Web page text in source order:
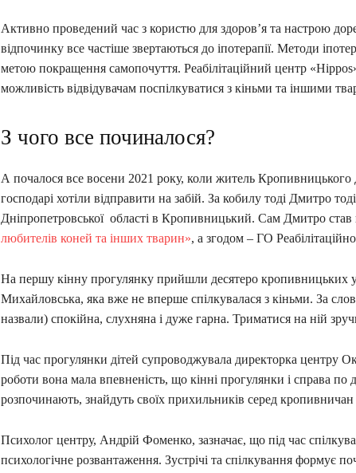
Активно проведений час з користю для здоров’я та настрою
відпочинку все частіше звертаються до іпотерапії. Методи
метою покращення самопочуття. Реабілітаційний центр
можливість відвідувачам поспілкуватися з кіньми та іншими
З чого все починалося?
А почалося все восени 2021 року, коли житель
господарі хотіли відправити на забій. За кобилу тоді Дмитро тоді
Дніпропетровської області в Кропивницький. Сам Дмитро став
любителів коней та інших тварин», а згодом – ГО
На першу кінну прогулянку прийшли десятеро кропивницьких
Михайловська, яка вже не вперше спілкувалася з кіньми. За
назвали) спокійна, слухняна і дуже гарна. Триматися на ній
Під час прогулянки дітей супроводжувала директорка центру
роботи вона мала впевненість, що кінні прогулянки і справа по
розпочинають, знайдуть своїх прихильників серед кропивничан
Психолог центру, Андрій Фоменко, зазначає, що під час
психологічне розвантаження. Зустрічі та спілкування формує